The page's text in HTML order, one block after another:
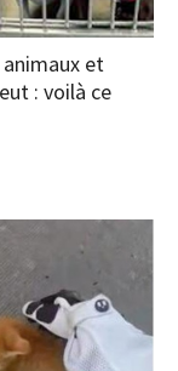
et
: voilà ce